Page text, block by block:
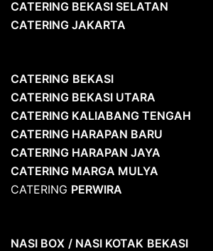
CATERING BEKASI SELATAN
CATERING JAKARTA
CATERING BEKASI
CATERING BEKASI UTARA
CATERING KALIABANG TENGAH
CATERING HARAPAN BARU
CATERING HARAPAN JAYA
CATERING MARGA MULYA
CATERING PERWIRA
NASI BOX / NASI KOTAK BEKASI